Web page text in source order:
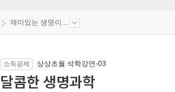
재미있는 생명이...
소득공제 상상초월 석학강연-03
달콤한 생명과학